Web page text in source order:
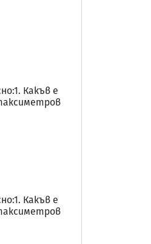
Какъв е
Какъв е